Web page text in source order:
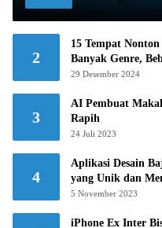
2
15 Tempat
Banyak Genre,
29 Desember 2024
3
AI Pembuat
Rapih
24 Juli 2023
4
Aplikasi Desain
yang Unik dan
5 November 2023
iPhone Ex Inter